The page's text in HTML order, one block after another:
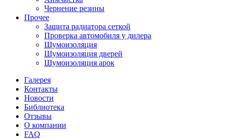
Чернение резины
Прочее
Защита радиатора сеткой
Проверка автомобиля у дилера
Шумоизоляция
Шумоизоляция дверей
Шумоизоляция арок
Галерея
Контакты
Новости
Библиотека
Отзывы
О компании
FAQ